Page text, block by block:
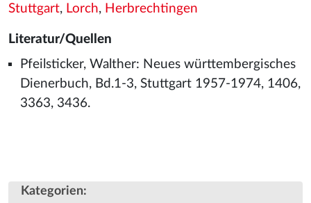
Stuttgart, Lorch, Herbrechtingen
Literatur/Quellen
Pfeilsticker, Walther: Neues württembergisches
Dienerbuch, Bd.1-3, Stuttgart 1957-1974, 1406,
3363, 3436.
Kategorien: